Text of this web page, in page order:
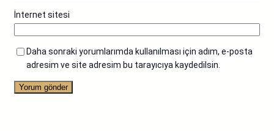
İnternet sitesi
Daha sonraki yorumlarımda kullanılması için adım, e-posta
adresim ve site adresim bu tarayıcıya kaydedilsin.